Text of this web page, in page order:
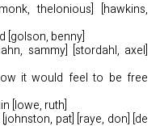
thelonious] [hawkins,
[golson, benny]
sammy] [stordahl, axel]
it would feel to be free
[lowe, ruth]
pat] [raye, don] [de